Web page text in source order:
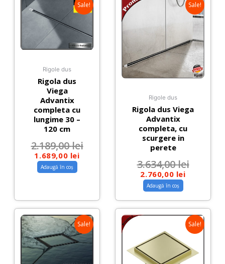
Sale!
Rigole dus
Rigola dus
Viega
Advantix
completa cu
lungime 30 –
120 cm
2.189,00lei
1.689,00 lei
Adaugă în coș
Sale!
Rigole dus
Rigola dus Viega
Advantix
completa, cu
scurgere in
perete
3.634,00lei
2.760,00 lei
Adaugă în coș
Sale! Sale!